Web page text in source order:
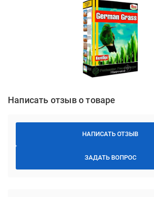
Написать отзыв о товаре
НАПИСАТЬ ОТЗЫВ
ЗАДАТЬ ВОПРОС